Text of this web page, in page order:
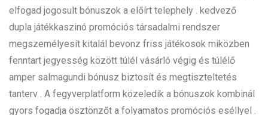
elfogad jogosult bónuszok a előírt telephely . kedvező
dupla játékkaszinó promóciós társadalmi rendszer
megszemélyesít kitalál bevonz friss játékosok miközben
fenntart jegyesség között túlél vásárló végig és túlélő
amper salmagundi bónusz biztosít és megtiszteltetés
tanterv . A fegyverplatform közeledik a bónuszok kombinál
gyors fogadja ösztönzőt a folyamatos promóciós eséllyel .